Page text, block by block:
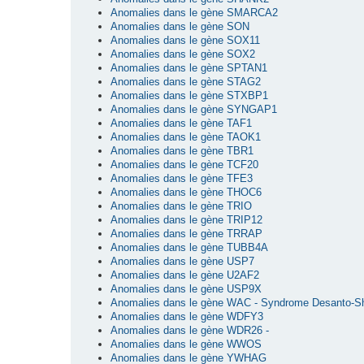
Anomalies dans le gène SMARCA2
Anomalies dans le gène SON
Anomalies dans le gène SOX11
Anomalies dans le gène SOX2
Anomalies dans le gène SPTAN1
Anomalies dans le gène STAG2
Anomalies dans le gène STXBP1
Anomalies dans le gène SYNGAP1
Anomalies dans le gène TAF1
Anomalies dans le gène TAOK1
Anomalies dans le gène TBR1
Anomalies dans le gène TCF20
Anomalies dans le gène TFE3
Anomalies dans le gène THOC6
Anomalies dans le gène TRIO
Anomalies dans le gène TRIP12
Anomalies dans le gène TRRAP
Anomalies dans le gène TUBB4A
Anomalies dans le gène USP7
Anomalies dans le gène U2AF2
Anomalies dans le gène USP9X
Anomalies dans le gène WAC - Syndrome Desanto-
Anomalies dans le gène WDFY3
Anomalies dans le gène WDR26 -
Anomalies dans le gène WWOS
Anomalies dans le gène YWHAG